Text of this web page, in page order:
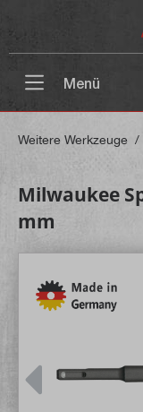
Menü
Weitere Werkzeuge /
Milwaukee
mm